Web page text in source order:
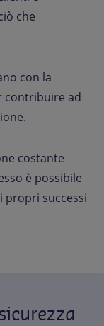
che
con la
contribuire ad
costante
è possibile
propri successi